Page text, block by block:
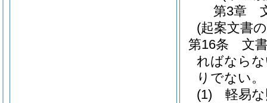
第3章
(起案文書
第16条
文
ればなら
りでない。
(1)
軽易